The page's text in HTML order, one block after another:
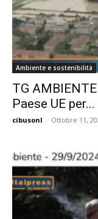
Ambiente e sostenibilità
TG
Paese UE per...
cibusonl - Ottobre 11,